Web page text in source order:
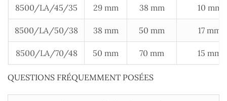
8500/LA/45/35 29 mm 38 mm 10 mm
8500/LA/50/38 38 mm 50 mm 17 mm
8500/LA/70/48 50 mm 70 mm 15 mm
QUESTIONS FRÉQUEMMENT POSÉES